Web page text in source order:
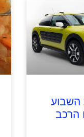
השבוע
הרכב